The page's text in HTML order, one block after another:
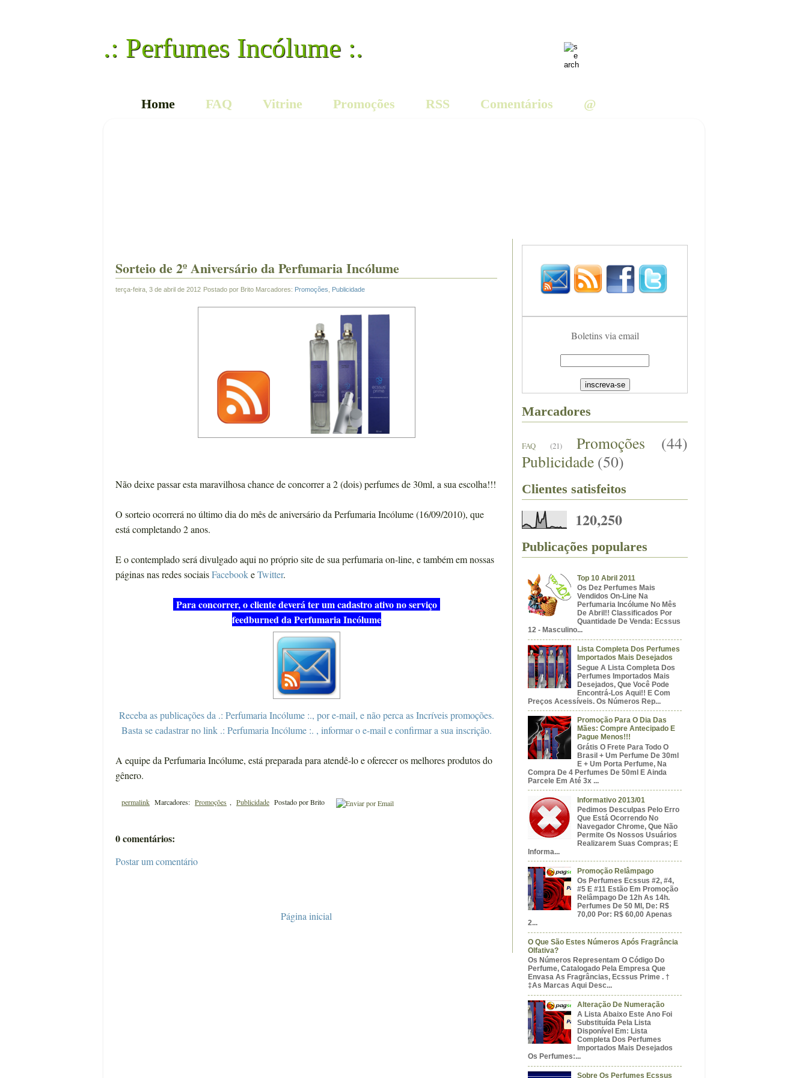
.: Perfumes Incólume :.
Home FAQ Vitrine Promoções RSS Comentários @
Sorteio de 2º Aniversário da Perfumaria Incólume
terça-feira, 3 de abril de 2012 Postado por Brito Marcadores: Promoções Publicidade
Não deixe passar esta maravilhosa chance de concorrer a 2 (dois) perfumes de 30ml, a sua escolha!!!
O sorteio ocorrerá no último dia do mês de aniversário da Perfumaria Incólume (16/09/2010), que
está completando 2 anos.
E o contemplado será divulgado aqui no próprio site de sua perfumaria on-line, e também em nossas
páginas nas redes sociaisFacebookeTwitter.
Para concorrer, o cliente deverá ter um cadastro ativo no serviço
feedburned da Perfumaria Incólume
Receba as publicações da .: Perfumaria Incólume :., por e-mail, e não perca as Incríveis promoções.
Basta se cadastrar no link .: Perfumaria Incólume :. , informar o e-mail e confirmar a sua inscrição.
A equipe da Perfumaria Incólume, está preparada para atendê-lo e oferecer os melhores produtos do
gênero.
permalink Marcadores: Promoções , Publicidade Postado porBrito
0 comentários:
Postar um comentário
Página inicial
Boletins via email
Marcadores
FAQ (21) Promoções
(44)
Publicidade (50)
Clientes satisfeitos
120,250
Publicações populares
Top 10 Abril 2011
Os Dez Perfumes Mais
Vendidos On-Line Na
Perfumaria Incólume No Mês
De Abril!! Classificados Por
Quantidade De Venda: Ecssus
12 - Masculino...
Lista Completa Dos Perfumes
Importados Mais Desejados
Segue A Lista Completa Dos
Perfumes Importados Mais
Desejados, Que Você Pode
Encontrá-Los Aqui!! E Com
Preços Acessíveis. Os Números Rep...
Promoção Para O Dia Das
Mães: Compre Antecipado E
Pague Menos!!!
Grátis O Frete Para Todo O
Brasil + Um Perfume De 30ml
E + Um Porta Perfume, Na
Compra De 4 Perfumes De 50ml E Ainda
Parcele Em Até 3x ...
Informativo 2013/01
Pedimos Desculpas Pelo Erro
Que Está Ocorrendo No
Navegador Chrome, Que Não
Permite Os Nossos Usuários
Realizarem Suas Compras; E
Informa...
Promoção Relâmpago
Os Perfumes Ecssus #2, #4,
#5 E #11 Estão Em Promoção
Relâmpago De 12h As 14h.
Perfumes De 50 Ml, De: R$
70,00 Por: R$ 60,00 Apenas
2...
O Que São Estes Números Após Fragrância
Olfativa?
Os Números Representam O Código Do
Perfume, Catalogado Pela Empresa Que
Envasa As Fragrâncias, Ecssus Prime . †
‡As Marcas Aqui Desc...
Alteração De Numeração
A Lista Abaixo Este Ano Foi
Substituída Pela Lista
Disponível Em: Lista
Completa Dos Perfumes
Importados Mais Desejados
Os Perfumes:...
Sobre Os Perfumes Ecssus